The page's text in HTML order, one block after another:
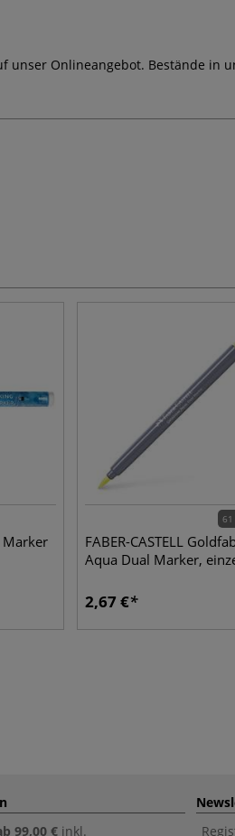
unser Onlineangebot. Bestände in
Marker
61
FABER-CASTELL
Aqua Dual Marker,
2,67 €
99,00 € inkl.